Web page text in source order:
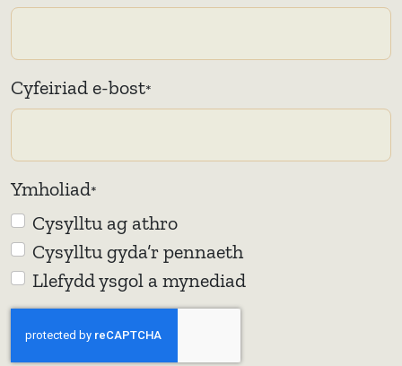
Cyfeiriad e-bost*
Ymholiad*
Cysylltu ag athro
Cysylltu gyda’r pennaeth
Llefydd ysgol a mynediad